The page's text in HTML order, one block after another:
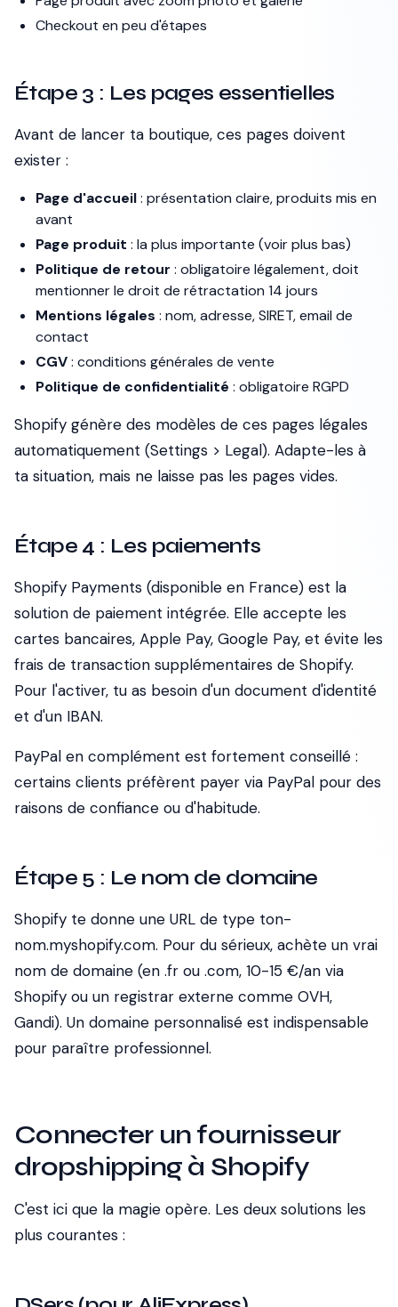
Checkout en peu d'étapes
Étape 3 : Les pages essentielles
Avant de lancer ta boutique, ces pages doivent
exister :
Page d'accueil: présentation claire, produits mis en
avant
Page produit : la plus importante (voir plus bas)
Politique de retour : obligatoire légalement, doit
mentionner le droit de rétractation 14 jours
Mentions légales : nom, adresse, SIRET, email de
contact
CGV: conditions générales de vente
Politique de confidentialité : obligatoire RGPD
Shopify génère des modèles de ces pages légales
automatiquement (Settings > Legal). Adapte-les à
ta situation, mais ne laisse pas les pages vides.
Étape 4 : Les paiements
Shopify Payments (disponible en France) est la
solution de paiement intégrée. Elle accepte les
cartes bancaires, Apple Pay, Google Pay, et évite les
frais de transaction supplémentaires de Shopify.
Pour l'activer, tu as besoin d'un document d'identité
et d'un IBAN.
PayPal en complément est fortement conseillé :
certains clients préfèrent payer via PayPal pour des
raisons de confiance ou d'habitude.
Étape 5 : Le nom de domaine
Shopify te donne une URL de type ton-
nom.myshopify.com. Pour du sérieux, achète un vrai
nom de domaine (en .fr ou .com, 10-15 €/an via
Shopify ou un registrar externe comme OVH,
Gandi). Un domaine personnalisé est indispensable
pour paraître professionnel.
Connecter un fournisseur
dropshipping à Shopify
C'est ici que la magie opère. Les deux solutions les
plus courantes :